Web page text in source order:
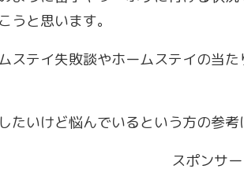
うと思います。
ステイ失敗談やホームステイの当
たいけど悩んでいるという方の参考
スポンサ